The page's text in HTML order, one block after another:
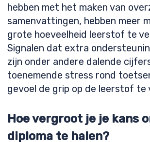
hebben met het maken van
samenvattingen, hebben meer
grote hoeveelheid leerstof te
Signalen dat extra
zijn onder andere dalende
toenemende stress rond
gevoel de grip op de leerstof te
Hoe vergroot je je kans
diploma te halen?